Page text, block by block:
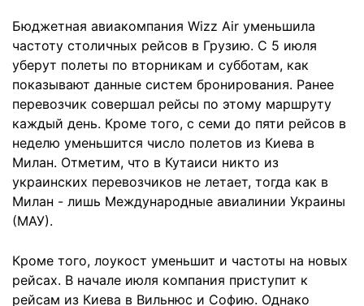
Бюджетная авиакомпания Wizz Air уменьшила
частоту столичных рейсов в Грузию. С 5 июля
уберут полеты по вторникам и субботам, как
показывают данные систем бронирования. Ранее
перевозчик совершал рейсы по этому маршруту
каждый день. Кроме того, с семи до пяти рейсов в
неделю уменьшится число полетов из Киева в
Милан. Отметим, что в Кутаиси никто из
украинских перевозчиков не летает, тогда как в
Милан - лишь Международные авиалинии Украины
(МАУ).
Кроме того, лоукост уменьшит и частоты на новых
рейсах. В начале июля компания приступит к
рейсам из Киева в Вильнюс и Софию. Однако